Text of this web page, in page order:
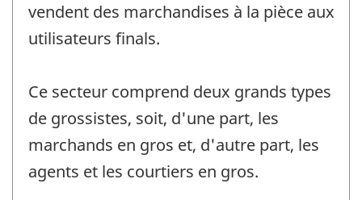
vendent des marchandises à la pièce aux
utilisateurs finals.
Ce secteur comprend deux grands types
de grossistes, soit, d'une part, les
marchands en gros et, d'autre part, les
agents et les courtiers en gros.